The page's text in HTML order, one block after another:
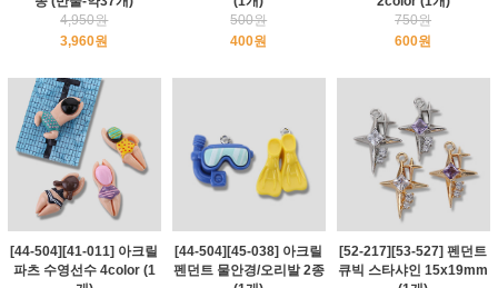
4,950원
3,960원
500원
400원
750원
600원
[44-504][41-011] 아크릴
파츠 수영선수 4color (1
[44-504][45-038] 아크릴
펜던트 물안경/오리발 2종
[52-217][53-527] 펜던트
큐빅 스타샤인 15x19mm